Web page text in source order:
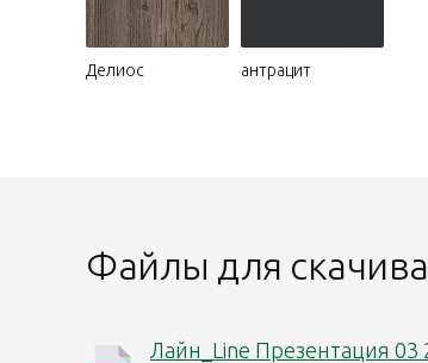
Делиос антрацит
Файлы для
Лайн_Line Презентация 03